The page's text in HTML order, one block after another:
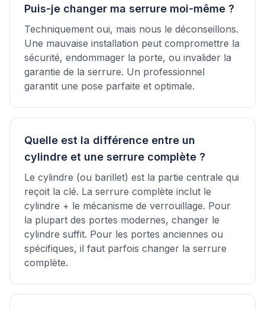
Puis-je changer ma serrure moi-même ?
Techniquement oui, mais nous le déconseillons.
Une mauvaise installation peut compromettre la
sécurité, endommager la porte, ou invalider la
garantie de la serrure. Un professionnel
garantit une pose parfaite et optimale.
Quelle est la différence entre un
cylindre et une serrure complète ?
Le cylindre (ou barillet) est la partie centrale qui
reçoit la clé. La serrure complète inclut le
cylindre + le mécanisme de verrouillage. Pour
la plupart des portes modernes, changer le
cylindre suffit. Pour les portes anciennes ou
spécifiques, il faut parfois changer la serrure
complète.